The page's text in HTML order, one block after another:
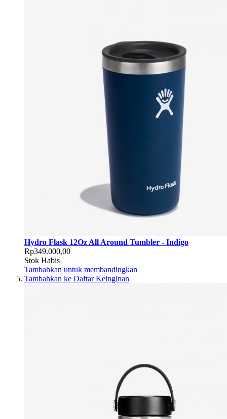
Hydro Flask 12Oz All Around Tumbler - Indigo
Rp349.000,00
Stok Habis
Tambahkan untuk membandingkan
Tambahkan ke Daftar Keinginan